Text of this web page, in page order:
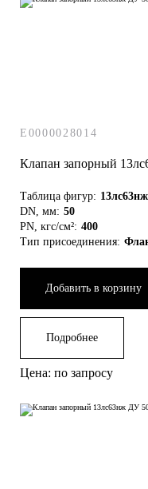
Игольчатые
ДУ 40
Игольчатые
15нж58бк
ДУ 5
Сильфонный
E0000028014
Клапан запорный
Таблица фигур: 13лс63нж
DN, мм: 50
PN, кгс/см²: 400
Тип присоединения:
Добавить в корзину
Подробнее
Цена: по запросу